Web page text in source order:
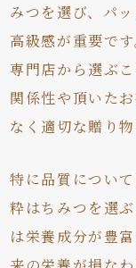
みつを選び、パ
高級感が重要で
専門店から選ぶ
関係性や頂いた
なく適切な贈り物
特に品質につい
粋はちみつを選
は栄養成分が豊